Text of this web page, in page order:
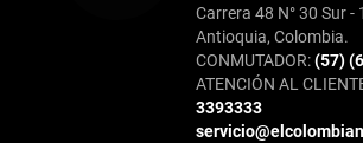
Carrera 48 N° 30 Sur -
Antioquia, Colombia.
CONMUTADOR:(57)
ATENCIÓN AL
3393333